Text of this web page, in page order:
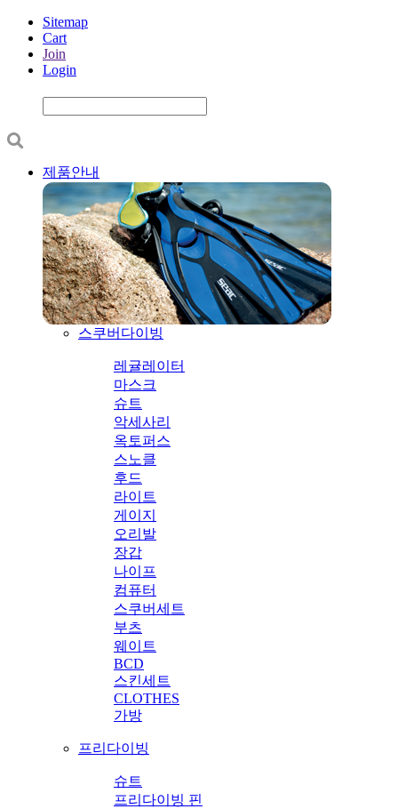
Sitemap
Cart
Join
Login
제품안내
스쿠버다이빙
레귤레이터
마스크
슈트
악세사리
옥토퍼스
스노클
후드
라이트
게이지
오리발
장갑
나이프
컴퓨터
스쿠버세트
부츠
웨이트
BCD
스킨세트
CLOTHES
가방
프리다이빙
슈트
프리다이빙 핀